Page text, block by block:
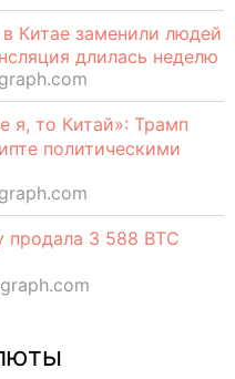
Китае заменили людей
длилась неделю
я, то Китай»: Трамп
политическими
продала 3 588 BTC